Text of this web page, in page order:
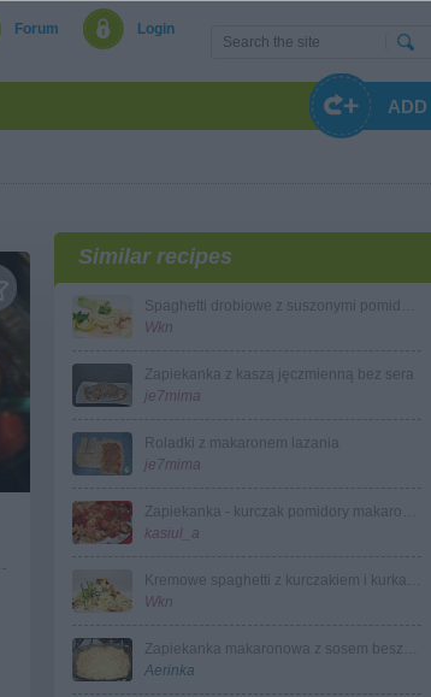
Forum Login
ADD
Similar recipes
Wkn
Zapiekanka z kaszą jęczmienną bez sera
je7mima
Roladki z makaronem lazania
je7mima
kasiul_a
Wkn
Aerinka